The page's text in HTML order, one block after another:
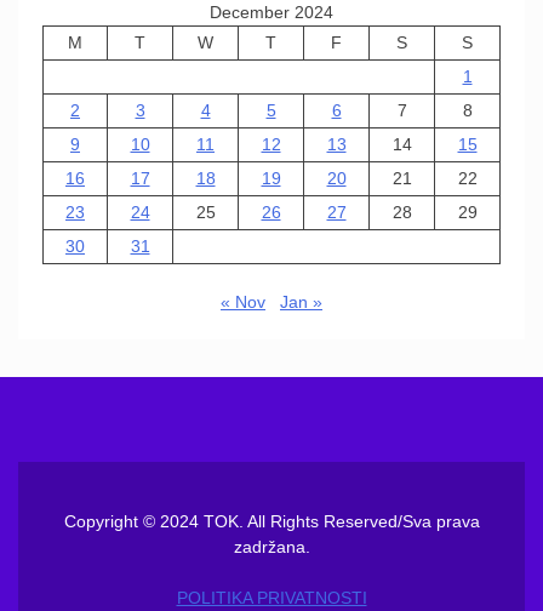
December 2024
M
T W T F S
S
1
2
3 4 5 6 7
8
9
10 11 12 13 14
15
16
17 18 19 20 21
22
23
24 25 26 27 28
29
30
31
« Nov Jan »
Copyright © 2024 TOK. All Rights Reserved/Sva prava
zadržana.
POLITIKA PRIVATNOSTI